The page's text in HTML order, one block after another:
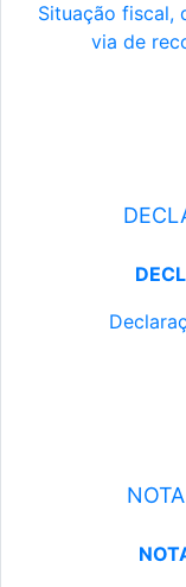
Situação fiscal,
via de